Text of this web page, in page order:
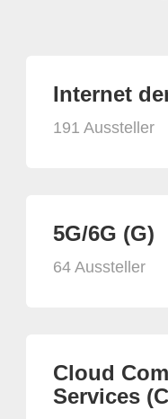
Internet
191 Aussteller
5G/6G (G)
64 Aussteller
Cloud
Services